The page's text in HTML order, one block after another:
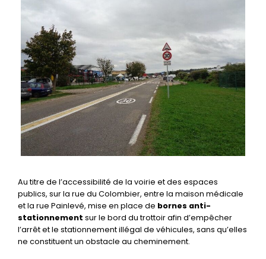
Au titre de l’accessibilité de la voirie et des espaces
publics, sur la rue du Colombier, entre la maison médicale
et la rue Painlevé, mise en place de bornes anti-
stationnement sur le bord du trottoir afin d’empêcher
l’arrêt et le stationnement illégal de véhicules, sans qu’elles
ne constituent un obstacle au cheminement.